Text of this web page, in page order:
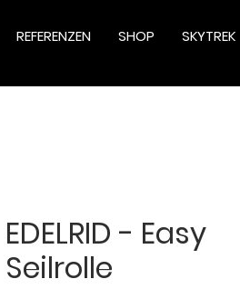
REFERENZEN SHOP SKYTREK
EDELRID - Easy
Seilrolle